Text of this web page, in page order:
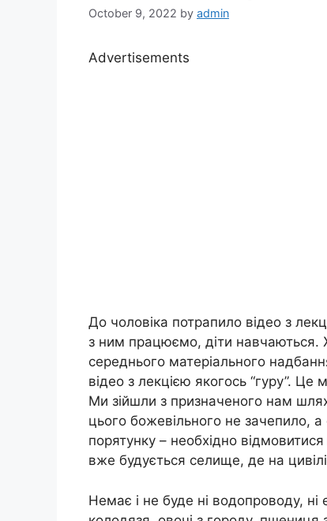
October 9, 2022 by admin
Advertisements
До чоловіка потрапило відео з
з ним працюємо, діти навчаються.
середнього матеріального
відео з лекцією якогось “гуру”. Це
Ми зійшли з призначеного нам
цього божевільного не зачепило, а
порятунку – необхідно відмовитися
вже будується селище, де на
Немає і не буде ні водопроводу, ні